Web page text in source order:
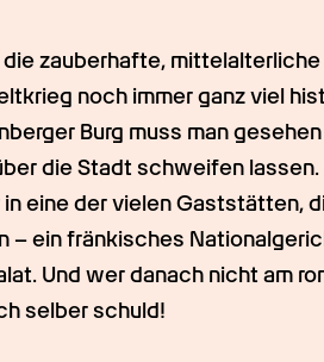
zauberhafte,
noch immer ganz viel
Burg muss man
die Stadt schweifen
eine der vielen Gaststätten,
– ein fränkisches
Und wer danach nicht am
selber schuld!